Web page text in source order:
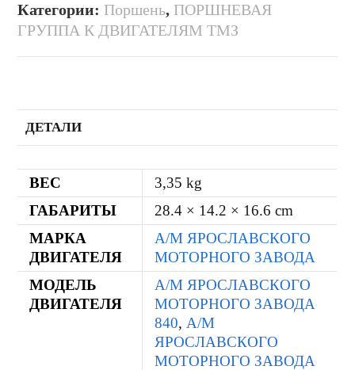
Категории: Поршень, ПОРШНЕВАЯ
ГРУППА К ДВИГАТЕЛЯМ ТМЗ
ДЕТАЛИ
ВЕС
3,35 kg
ГАБАРИТЫ
28.4 × 14.2 × 16.6 cm
МАРКА
ДВИГАТЕЛЯ
А/М ЯРОСЛАВСКОГО
МОТОРНОГО ЗАВОДА
МОДЕЛЬ
ДВИГАТЕЛЯ
А/М ЯРОСЛАВСКОГО
МОТОРНОГО ЗАВОДА
840, А/М
ЯРОСЛАВСКОГО
МОТОРНОГО ЗАВОДА